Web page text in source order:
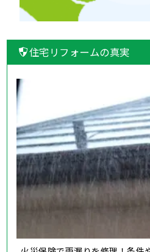
住宅リフォームの真実